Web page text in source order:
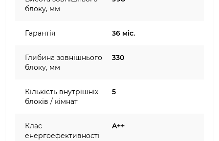
блоку, мм
Гарантія 36 міс.
Глибина зовнішнього
блоку, мм
330
Кількість внутрішніх
блоків / кімнат
5
Клас
енергоефективності
A++